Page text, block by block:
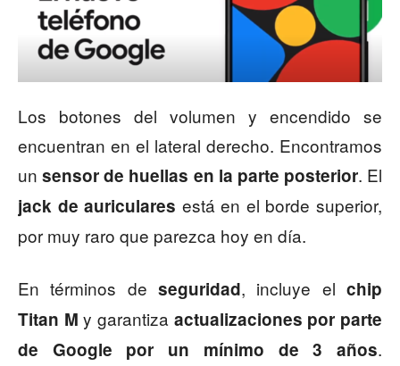
Los botones del volumen y encendido se
encuentran en el lateral derecho. Encontramos
unsensor de huellas en la parte posterior. El
jack de auriculares está en el borde superior,
por muy raro que parezca hoy en día.
En términos de seguridad, incluye el chip
Titan M y garantiza actualizaciones por parte
de Google por un mínimo de 3 años.